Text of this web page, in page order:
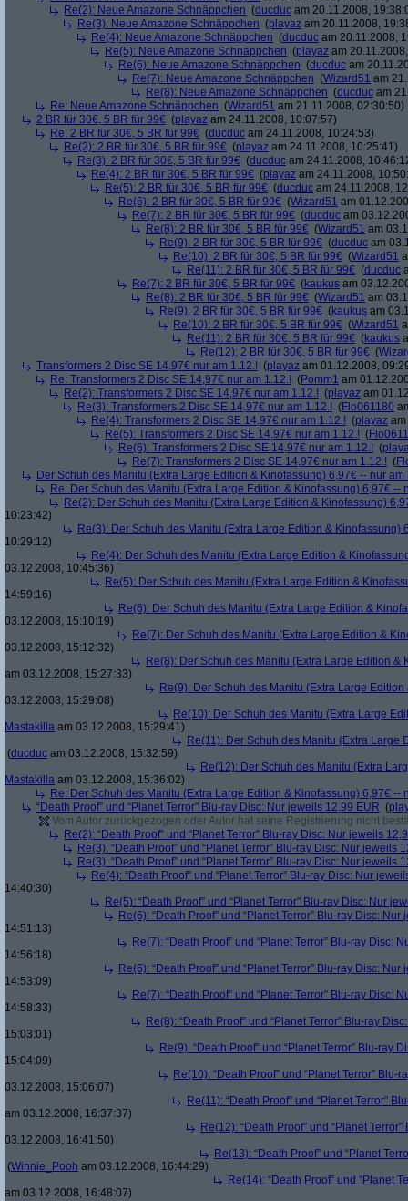
Re(2): Neue Amazone Schnäppchen (ducduc am 20.11.2008,
Re(3): Neue Amazone Schnäppchen (playaz am 20.11.2008,
Re(4): Neue Amazone Schnäppchen (ducduc am 20.11.2008,
Re(5): Neue Amazone Schnäppchen (playaz am
Re(6): Neue Amazone Schnäppchen (ducduc am
Re(7): Neue Amazone Schnäppchen (Wizard51 am
Re(8): Neue Amazone Schnäppchen (ducduc am
Re: Neue Amazone Schnäppchen (Wizard51 am 21.11.2008, 02:30:50)
2 BR für 30€, 5 BR für 99€ (playaz am 24.11.2008, 10:07:57)
Re: 2 BR für 30€, 5 BR für 99€ (ducduc am 24.11.2008, 10:24:53)
Re(2): 2 BR für 30€, 5 BR für 99€ (playaz am 24.11.2008, 10:25:41)
Re(3): 2 BR für 30€, 5 BR für 99€ (ducduc am 24.11.2008,
Re(4): 2 BR für 30€, 5 BR für 99€ (playaz am 24.11.2008,
Re(5): 2 BR für 30€, 5 BR für 99€ (ducduc am 24.11.2008,
Re(6): 2 BR für 30€, 5 BR für 99€ (Wizard51 am
Re(7): 2 BR für 30€, 5 BR für 99€ (ducduc am
Re(8): 2 BR für 30€, 5 BR für 99€ (Wizard51 am
Re(9): 2 BR für 30€, 5 BR für 99€ (ducduc am
Re(10): 2 BR für 30€, 5 BR für 99€ (Wizard51
Re(11): 2 BR für 30€, 5 BR für 99€ (ducduc
Re(7): 2 BR für 30€, 5 BR für 99€ (kaukus am
Re(8): 2 BR für 30€, 5 BR für 99€ (Wizard51 am
Re(9): 2 BR für 30€, 5 BR für 99€ (kaukus am
Re(10): 2 BR für 30€, 5 BR für 99€ (Wizard51
Re(11): 2 BR für 30€, 5 BR für 99€ (kaukus
Re(12): 2 BR für 30€, 5 BR für 99€ (
Transformers 2 Disc SE 14,97€ nur am 1.12.! (playaz am 01.12.2008,
Re: Transformers 2 Disc SE 14,97€ nur am 1.12.! (Pomm1 am
Re(2): Transformers 2 Disc SE 14,97€ nur am 1.12.! (playaz am
Re(3): Transformers 2 Disc SE 14,97€ nur am 1.12.! (Flo061180
Re(4): Transformers 2 Disc SE 14,97€ nur am 1.12.! (playaz
Re(5): Transformers 2 Disc SE 14,97€ nur am 1.12.! (
Re(6): Transformers 2 Disc SE 14,97€ nur am 1.12.! (
Re(7): Transformers 2 Disc SE 14,97€ nur am 1.12.! (
Der Schuh des Manitu (Extra Large Edition & Kinofassung) 6,97€ -- nur am
Re: Der Schuh des Manitu (Extra Large Edition & Kinofassung) 6,97€ --
Re(2): Der Schuh des Manitu (Extra Large Edition & Kinofassung)
10:23:42)
Re(3): Der Schuh des Manitu (Extra Large Edition & Kinofassung)
10:29:12)
Re(4): Der Schuh des Manitu (Extra Large Edition &
03.12.2008, 10:45:36)
Re(5): Der Schuh des Manitu (Extra Large Edition &
14:59:16)
Re(6): Der Schuh des Manitu (Extra Large Edition &
03.12.2008, 15:10:19)
Re(7): Der Schuh des Manitu (Extra Large Edition &
03.12.2008, 15:12:32)
Re(8): Der Schuh des Manitu (Extra Large Edition &
am 03.12.2008, 15:27:33)
Re(9): Der Schuh des Manitu (Extra Large
03.12.2008, 15:29:08)
Re(10): Der Schuh des Manitu (Extra Large
Mastakilla am 03.12.2008, 15:29:41)
Re(11): Der Schuh des Manitu (Extra Large
(ducduc am 03.12.2008, 15:32:59)
Re(12): Der Schuh des Manitu (Extra
Mastakilla am 03.12.2008, 15:36:02)
Re: Der Schuh des Manitu (Extra Large Edition & Kinofassung) 6,97€ --
“Death Proof” und “Planet Terror” Blu-ray Disc: Nur jeweils 12,99 EUR (
Vom Autor zurückgezogen oder Autor hat seine Registrierung nicht
Re(2): “Death Proof” und “Planet Terror” Blu-ray Disc: Nur jeweils
Re(3): “Death Proof” und “Planet Terror” Blu-ray Disc: Nur jeweils
Re(3): “Death Proof” und “Planet Terror” Blu-ray Disc: Nur jeweils
Re(4): “Death Proof” und “Planet Terror” Blu-ray Disc: Nur
14:40:30)
Re(5): “Death Proof” und “Planet Terror” Blu-ray Disc: Nur
Re(6): “Death Proof” und “Planet Terror” Blu-ray Disc:
14:51:13)
Re(7): “Death Proof” und “Planet Terror” Blu-ray Disc:
14:56:18)
Re(6): “Death Proof” und “Planet Terror” Blu-ray Disc:
14:53:09)
Re(7): “Death Proof” und “Planet Terror” Blu-ray Disc:
14:58:33)
Re(8): “Death Proof” und “Planet Terror” Blu-ray
15:03:01)
Re(9): “Death Proof” und “Planet Terror” Blu-ray
15:04:09)
Re(10): “Death Proof” und “Planet Terror”
03.12.2008, 15:06:07)
Re(11): “Death Proof” und “Planet Terror”
am 03.12.2008, 16:37:37)
Re(12): “Death Proof” und “Planet
03.12.2008, 16:41:50)
Re(13): “Death Proof” und “Planet
(Winnie_Pooh am 03.12.2008, 16:44:29)
Re(14): “Death Proof” und “Planet
am 03.12.2008, 16:48:07)